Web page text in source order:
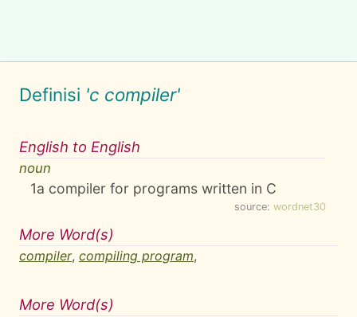
Definisi 'c compiler'
English to English
noun
1a compiler for programs written in C
source: wordnet30
More Word(s)
compiler, compiling program,
More Word(s)